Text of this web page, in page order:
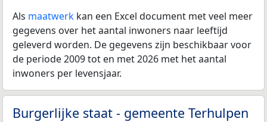
Als maatwerk kan een Excel document met veel meer
gegevens over het aantal inwoners naar leeftijd
geleverd worden. De gegevens zijn beschikbaar voor
de periode 2009 tot en met 2026 met het aantal
inwoners per levensjaar.
Burgerlijke staat - gemeente Terhulpen